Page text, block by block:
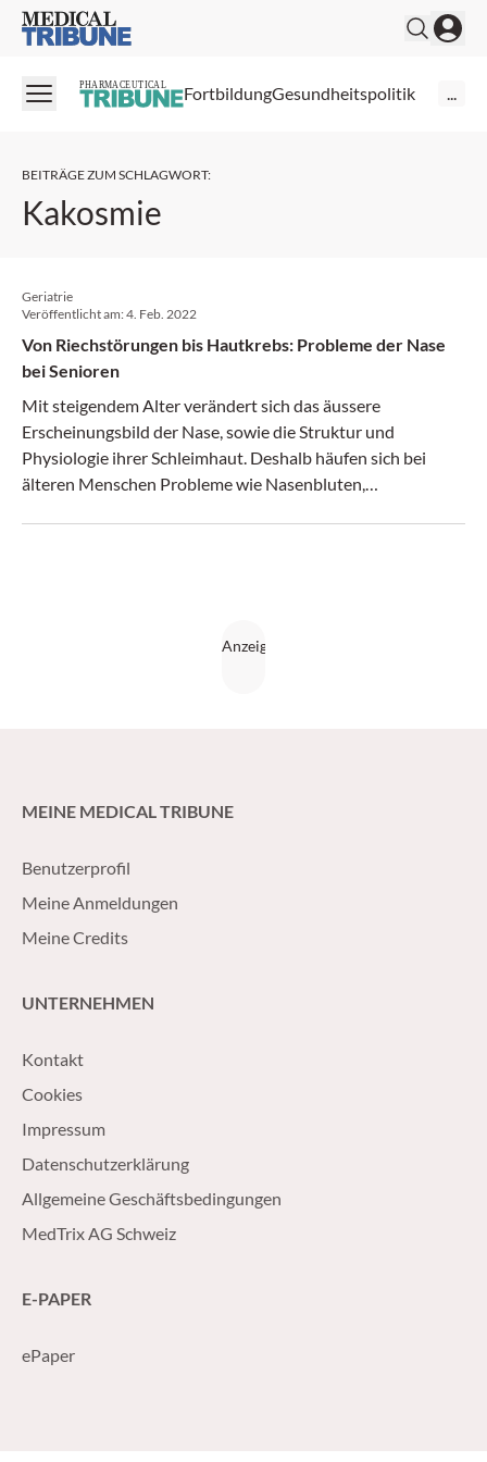
Medical Tribune
PHARMACEUTICAL FortbildungGesundheitspolitik ...
BEITRÄGE ZUM SCHLAGWORT:
Kakosmie
Geriatrie
Veröffentlicht am:4. Feb. 2022
Von Riechstörungen bis Hautkrebs: Probleme der Nase
bei Senioren
Mit steigendem Alter verändert sich das äussere
Erscheinungsbild der Nase, sowie die Struktur und
Physiologie ihrer Schleimhaut. Deshalb häufen sich bei
älteren Menschen Probleme wie Nasenbluten,
MEINE MEDICAL TRIBUNE
Benutzerprofil
Meine Anmeldungen
Meine Credits
UNTERNEHMEN
Kontakt
Cookies
Impressum
Datenschutzerklärung
Allgemeine Geschäftsbedingungen
MedTrix AG Schweiz
E-PAPER
ePaper